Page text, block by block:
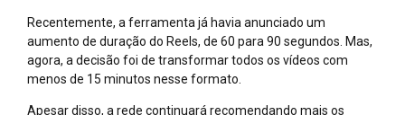
Recentemente, a ferramenta já havia anunciado um
aumento de duração do Reels, de 60 para 90 segundos. Mas,
agora, a decisão foi de transformar todos os vídeos com
menos de 15 minutos nesse formato.
Apesar disso, a rede continuará recomendando mais os